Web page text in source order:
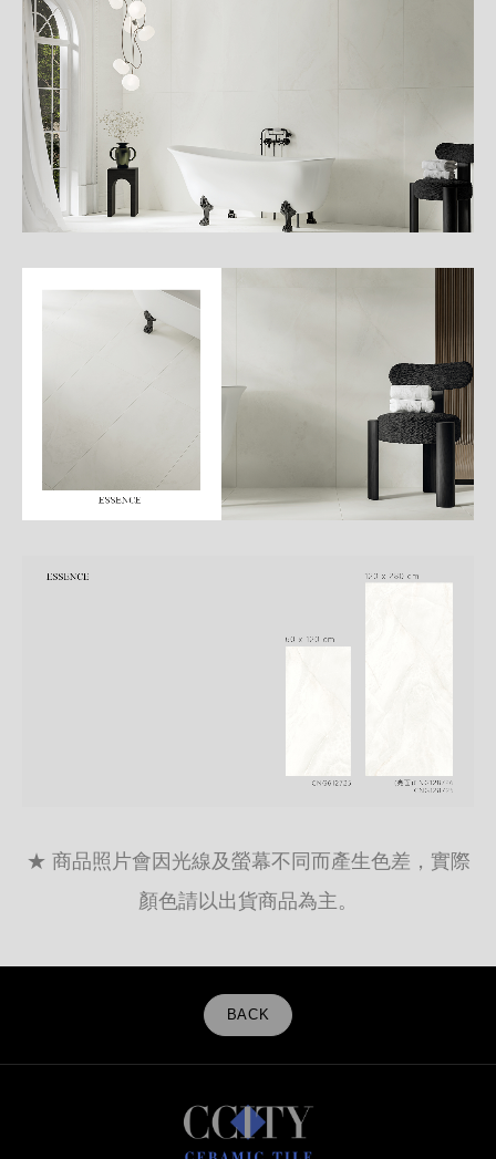
★ 商品照片會因光線及螢幕不同而產生色差，實際
顏色請以出貨商品為主。
BACK